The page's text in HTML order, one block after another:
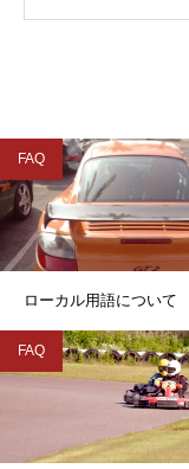
FAQ
ローカル用語について
FAQ